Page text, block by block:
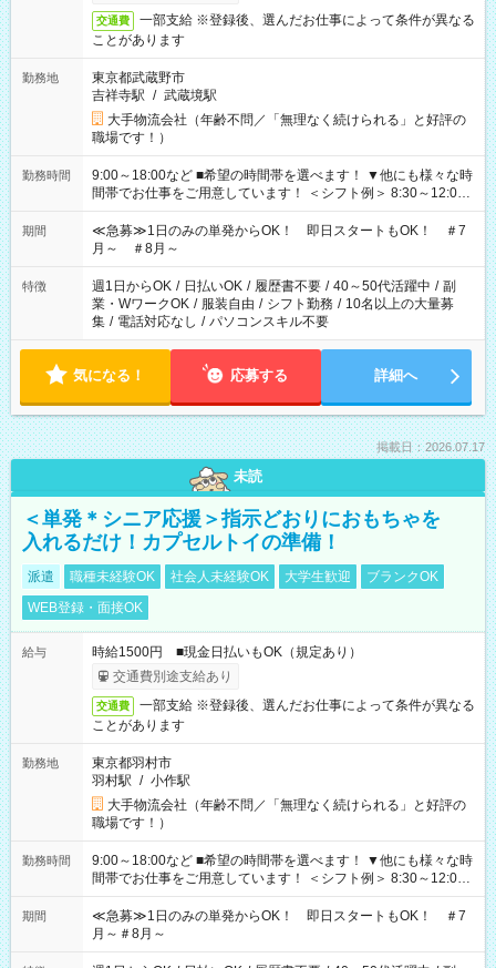
交通費
一部支給 ※登録後、選んだお仕事によって条件が異なる
ことがあります
勤務地
東京都武蔵野市
吉祥寺駅 / 武蔵境駅
大手物流会社（年齢不問／「無理なく続けられる」と好評の
職場です！）
勤務時間
9:00～18:00など ■希望の時間帯を選べます！ ▼他にも様々な時
間帯でお仕事をご用意しています！ ＜シフト例＞ 8:30～12:00
17:00～22:00 13:00～22:00 22:00～翌6:00 など
期間
≪急募≫1日のみの単発からOK！ 即日スタートもOK！ ＃7
月～ ＃8月～
特徴 週1日からOK / 日払いOK / 履歴書不要 / 40～50代活躍中 / 副
業・WワークOK / 服装自由 / シフト勤務 / 10名以上の大量募
集 / 電話対応なし / パソコンスキル不要
気になる！ 応募する 詳細へ
掲載日：2026.07.17
未読
＜単発＊シニア応援＞指示どおりにおもちゃを
入れるだけ！カプセルトイの準備！
派遣 職種未経験OK 社会人未経験OK 大学生歓迎
ブランクOK
WEB登録・面接OK
給与
時給1500円 ■現金日払いもOK（規定あり）
交通費別途支給あり
交通費
一部支給 ※登録後、選んだお仕事によって条件が異なる
ことがあります
勤務地
東京都羽村市
羽村駅 / 小作駅
大手物流会社（年齢不問／「無理なく続けられる」と好評の
職場です！）
勤務時間
9:00～18:00など ■希望の時間帯を選べます！ ▼他にも様々な時
間帯でお仕事をご用意しています！ ＜シフト例＞ 8:30～12:00
17:00～22:00 13:00～22:00 22:00～翌6:00 など
期間
≪急募≫1日のみの単発からOK！ 即日スタートもOK！ ＃7
月～＃8月～